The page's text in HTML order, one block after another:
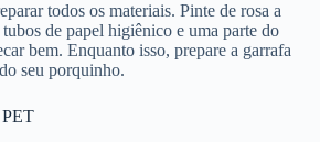
todos os materiais. Pinte de rosa a
de papel higiênico e uma parte do
bem. Enquanto isso, prepare a garrafa
seu porquinho.
PET